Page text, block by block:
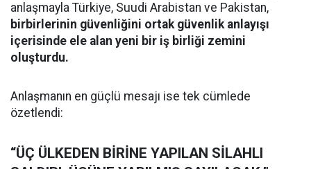
anlaşmayla Türkiye, Suudi Arabistan ve Pakistan,
birbirlerinin güvenliğini ortak güvenlik anlayışı
içerisinde ele alan yeni bir iş birliği zemini
oluşturdu.
Anlaşmanın en güçlü mesajı ise tek cümlede
özetlendi:
“ÜÇ ÜLKEDEN BİRİNE YAPILAN SİLAHLI